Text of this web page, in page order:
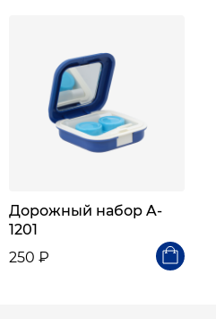
Дорожный набор A-
1201
250 ₽